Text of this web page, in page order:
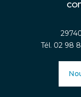
Tél. 02 98